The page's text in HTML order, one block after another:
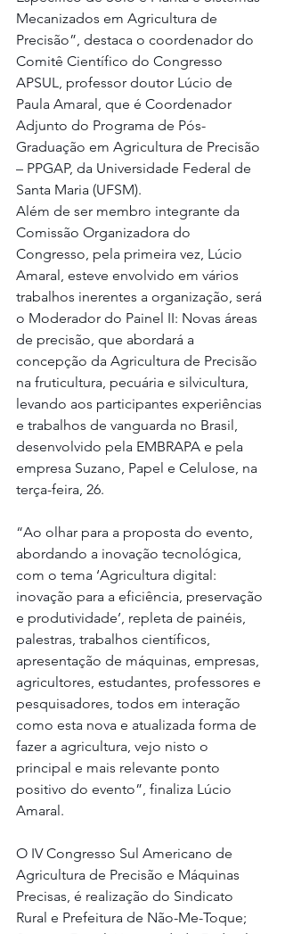
Mecanizados em Agricultura de
Precisão”, destaca o coordenador do
Comitê Científico do Congresso
APSUL, professor doutor Lúcio de
Paula Amaral, que é Coordenador
Adjunto do Programa de Pós-
Graduação em Agricultura de Precisão
– PPGAP, da Universidade Federal de
Santa Maria (UFSM).
Além de ser membro integrante da
Comissão Organizadora do
Congresso, pela primeira vez, Lúcio
Amaral, esteve envolvido em vários
trabalhos inerentes a organização, será
o Moderador do Painel II: Novas áreas
de precisão, que abordará a
concepção da Agricultura de Precisão
na fruticultura, pecuária e silvicultura,
levando aos participantes experiências
e trabalhos de vanguarda no Brasil,
desenvolvido pela EMBRAPA e pela
empresa Suzano, Papel e Celulose, na
terça-feira, 26.
“Ao olhar para a proposta do evento,
abordando a inovação tecnológica,
com o tema ‘Agricultura digital:
inovação para a eficiência, preservação
e produtividade’, repleta de painéis,
palestras, trabalhos científicos,
apresentação de máquinas, empresas,
agricultores, estudantes, professores e
pesquisadores, todos em interação
como esta nova e atualizada forma de
fazer a agricultura, vejo nisto o
principal e mais relevante ponto
positivo do evento”, finaliza Lúcio
Amaral.
O IV Congresso Sul Americano de
Agricultura de Precisão e Máquinas
Precisas, é realização do Sindicato
Rural e Prefeitura de Não-Me-Toque;